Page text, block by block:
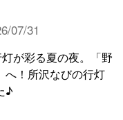
07/31
が彩る夏の夜。「野
へ！所沢なびの行灯
♪